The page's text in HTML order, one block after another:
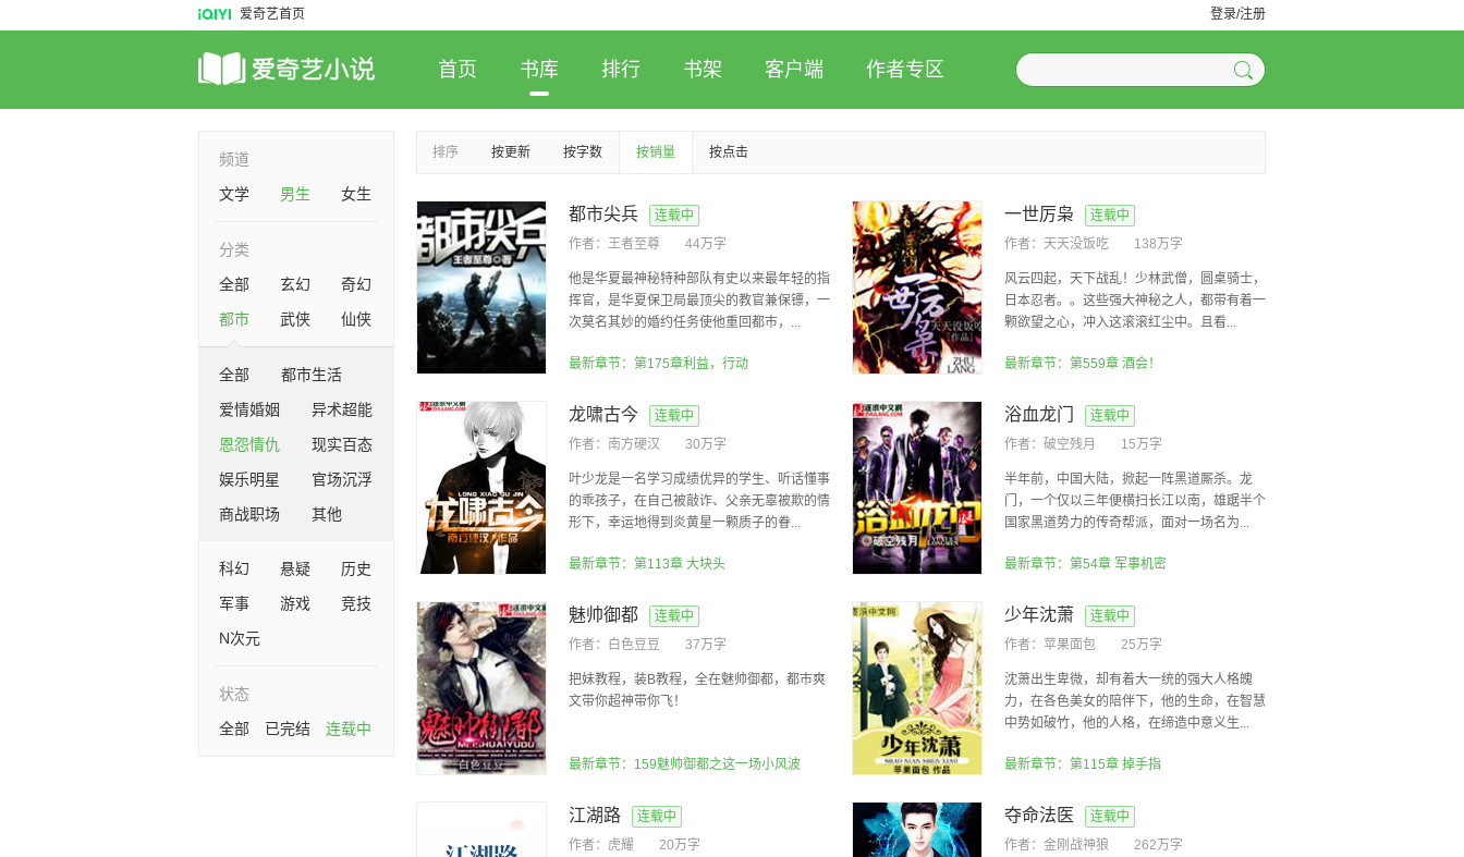
爱奇艺首页 登录/注册
首页 书库 排行 书架 客户端 作者专区
频道
文学
男生 女生
分类
全部
玄幻
奇幻
都市
武侠 仙侠
全部
都市生活
爱情婚姻
异术超能
恩怨情仇
现实百态
娱乐明星
官场沉浮
商战职场
其他
科幻 悬疑
历史
军事
游戏
竞技
N次元
状态
全部
已完结 连载中
排序 按更新 按字数 按销量 按点击
都市尖兵
连载中
作者： 王者至尊 44万字
他是华夏最神秘特种部队有史以来最年轻的指
挥官，是华夏保卫局最顶尖的教官兼保镖，一
次莫名其妙的婚约任务使他重回都市，...
最新章节：第175章利益，行动
一世厉枭
连载中
作者： 天天没饭吃 138万字
风云四起，天下战乱！少林武僧，圆桌骑士，
日本忍者。。这些强大神秘之人，都带有着一
颗欲望之心，冲入这滚滚红尘中。且看...
最新章节：第559章 酒会！
龙啸古今
连载中
作者： 南方硬汉 30万字
叶少龙是一名学习成绩优异的学生、听话懂事
的乖孩子，在自己被敲诈、父亲无辜被欺的情
形下，幸运地得到炎黄星一颗质子的眷...
最新章节：第113章 大块头
浴血龙门
连载中
作者： 破空残月 15万字
半年前，中国大陆，掀起一阵黑道厮杀。龙
门，一个仅以三年便横扫长江以南，雄踞半个
国家黑道势力的传奇帮派，面对一场名为...
最新章节：第54章 军事机密
魅帅御都
连载中
作者：
白色豆豆 37万字
把妹教程，装B教程，全在魅帅御都，都市爽
文带你超神带你飞！
最新章节：159魅帅御都之这一场小风波
少年沈萧
连载中
作者： 苹果面包 25万字
沈萧出生卑微，却有着大一统的强大人格魄
力，在各色美女的陪伴下，他的生命，在智慧
中势如破竹，他的人格，在缔造中意义生...
最新章节：第115章 掉手指
江湖路
连载中
作者： 虎耀 20万字
夺命法医
连载中
作者： 金刚战神狼 262万字